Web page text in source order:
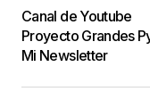
Canal de Youtube
Proyecto Grandes
Mi Newsletter